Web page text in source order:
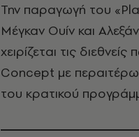
Την παραγωγή του
Μέγκαν Ουίν και
χειρίζεται τις
Concept με
του κρατικού